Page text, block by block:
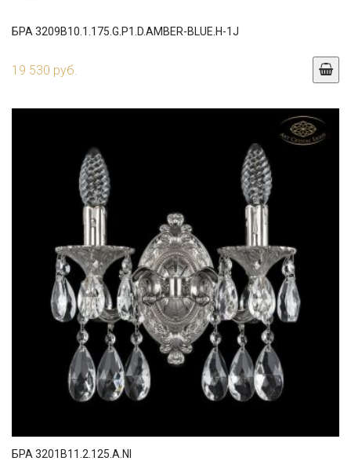
БРА 3209B10.1.175.G.P1.D.AMBER-BLUE.H-1J
19 530 руб.
БРА 3201B11.2.125.A.NI